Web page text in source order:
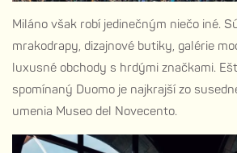
Miláno však robí jedinečným niečo iné.
mrakodrapy, dizajnové butiky, galérie
luxusné obchody s hrdými značkami.
spomínaný Duomo je najkrajší zo
umenia Museo del Novecento.